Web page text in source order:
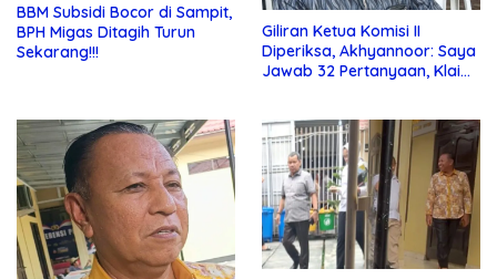
BBM Subsidi Bocor di Sampit,
BPH Migas Ditagih Turun
Sekarang!!!
Giliran Ketua Komisi II
Diperiksa, Akhyannoor: Saya
Jawab 32 Pertanyaan, Klaim